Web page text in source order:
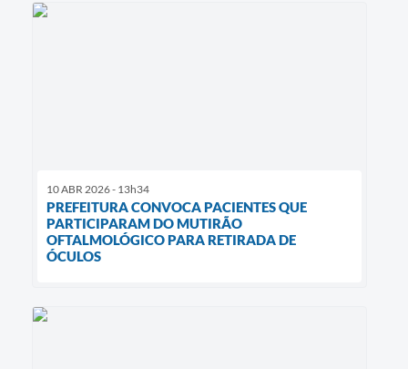
10 ABR 2026 - 13h34
PREFEITURA CONVOCA PACIENTES QUE
PARTICIPARAM DO MUTIRÃO
OFTALMOLÓGICO PARA RETIRADA DE
ÓCULOS